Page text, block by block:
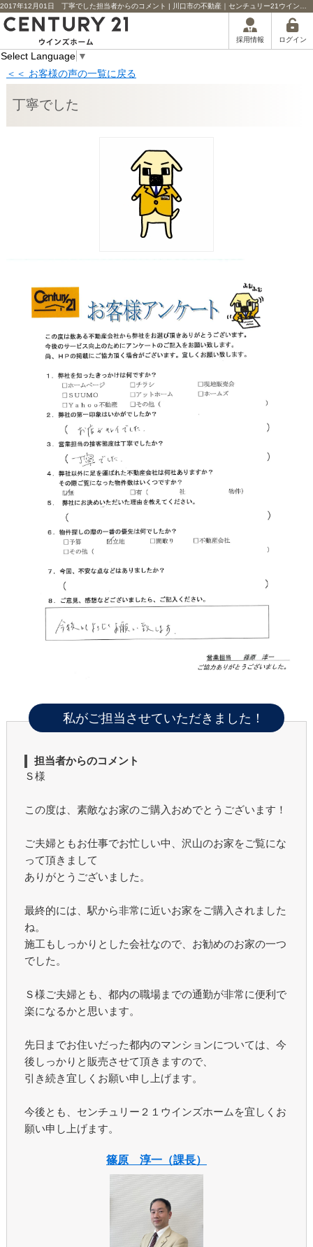
採用情報 ログイン
Select Language ▼
＜＜ お客様の声の一覧に戻る
丁寧でした
私がご担当させていただきました！
担当者からのコメント
Ｓ様
この度は、素敵なお家のご購入おめでとうございます！
ご夫婦ともお仕事でお忙しい中、沢山のお家をご覧にな
って頂きまして
ありがとうございました。
最終的には、駅から非常に近いお家をご購入されました
ね。
施工もしっかりとした会社なので、お勧めのお家の一つ
でした。
Ｓ様ご夫婦とも、都内の職場までの通勤が非常に便利で
楽になるかと思います。
先日までお住いだった都内のマンションについては、今
後しっかりと販売させて頂きますので、
引き続き宜しくお願い申し上げます。
今後とも、センチュリー２１ウインズホームを宜しくお
願い申し上げます。
篠原 淳一（課長）